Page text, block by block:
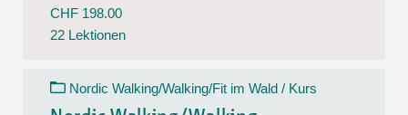
CHF 198.00
22 Lektionen
Nordic Walking/Walking/Fit im Wald / Kurs